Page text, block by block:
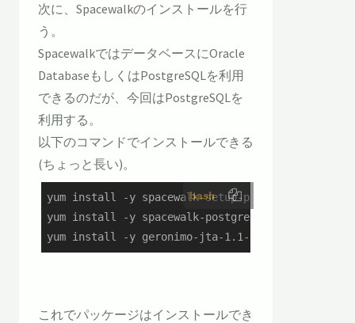
次に、Spacewalkのインストールを行
う。
SpacewalkではデータベースにOracle
DatabaseもしくはPostgreSQLを利用
できるのだが、今回はPostgreSQLを
利用する。
以下のコマンドでインストールできる
(ちょっと長い)。
bash
yum install -y spacewalk-setup-postgresql
yum install -y spacewalk-postgresql
yum install -y geronimo-jta-1.1-api.noarch
これでパッケージはインストールでき